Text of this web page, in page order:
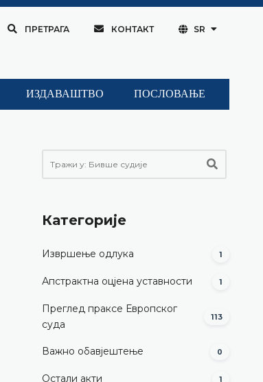
ПРЕТРАГА КОНТАКТ SR
ИЗДАВАШТВО ПОСЛОВАЊЕ
Категорије
Извршење одлука 1
Апстрактна оцјена уставности 1
Преглед праксе Европског
суда
113
Важно обавјештење 0
Остали акти 1